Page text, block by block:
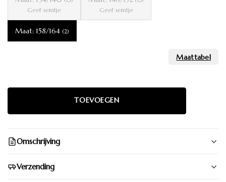
Geef seintje
Geef seintje
Maat: 158/164 (2)
Omschrijving
Verzending